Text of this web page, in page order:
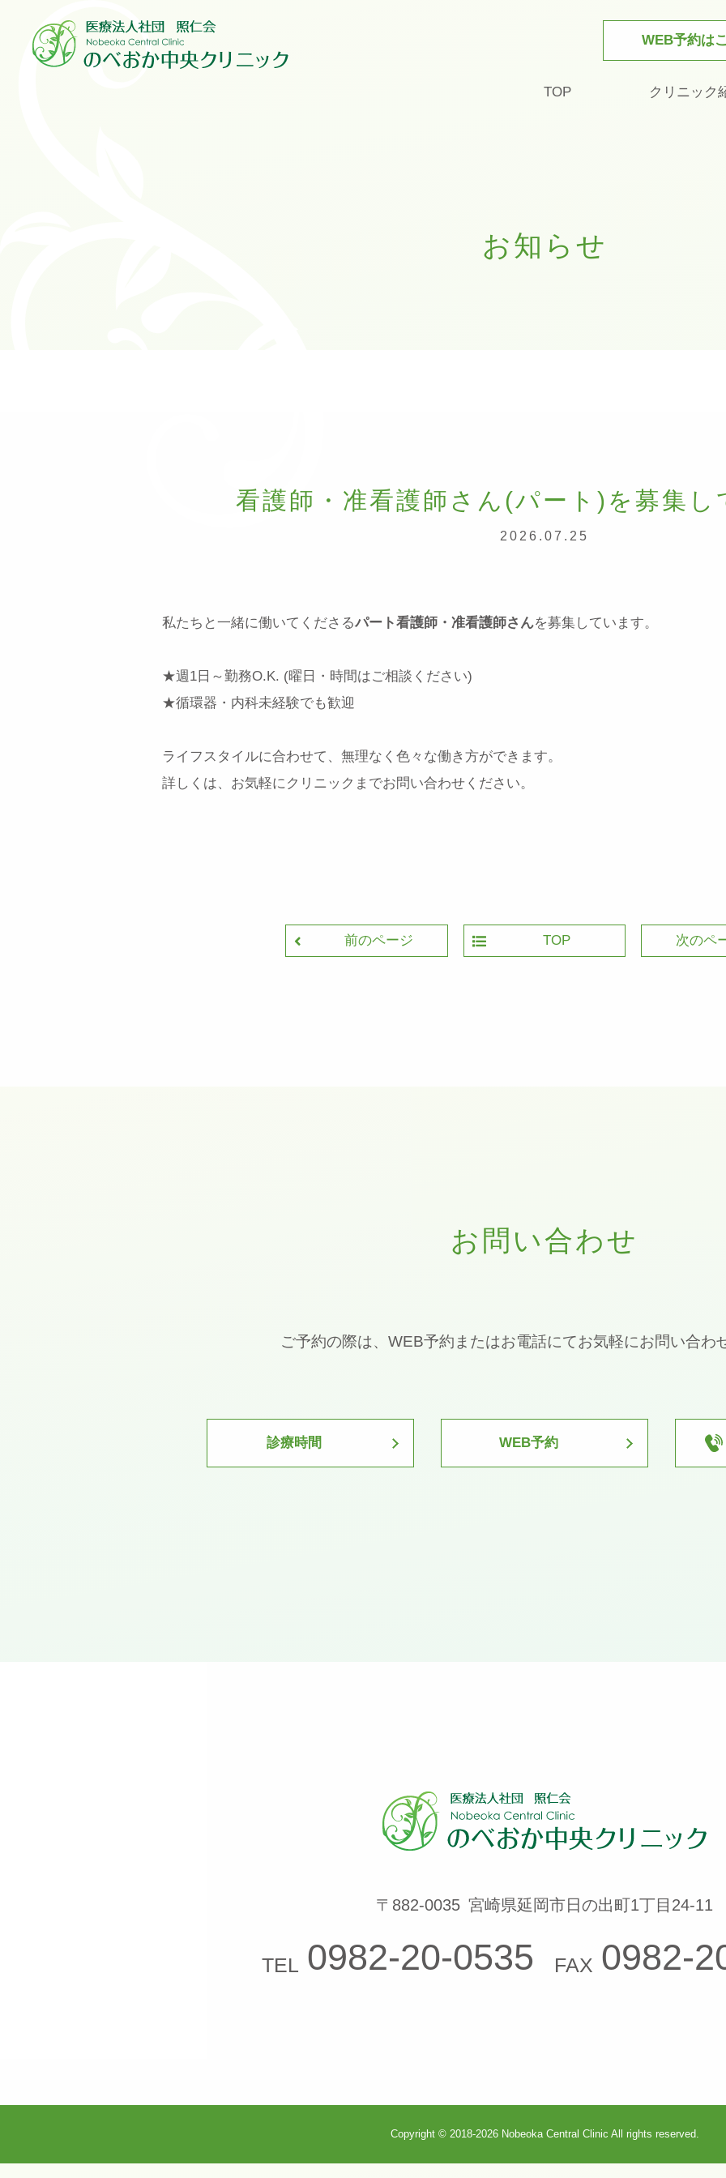
WEB予約は
TOP クリニック
お知らせ
看護師・准看護師さん(パート)を募集し
2026.07.25
私たちと一緒に働いてくださるパート看護師・准看護師さんを募集しています。
★週1日～勤務O.K. (曜日・時間はご相談ください)
★循環器・内科未経験でも歓迎
ライフスタイルに合わせて、無理なく色々な働き方ができます。
詳しくは、お気軽にクリニックまでお問い合わせください。
前のページ TOP 次のペ
お問い合わせ
ご予約の際は、WEB予約またはお電話にてお気軽にお問い合わ
診療時間 WEB予約
〒882-0035 宮崎県延岡市日の出町1丁目24-11
TEL 0982-20-0535 FAX 0982-
Copyright © 2018-2026 Nobeoka Central Clinic All rights reserved.